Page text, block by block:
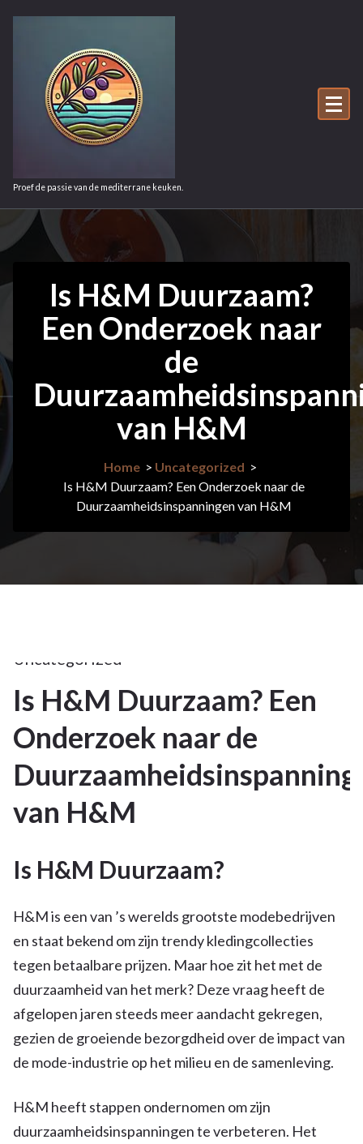
Proef de passie van de mediterrane keuken.
Is H&M Duurzaam?
Een Onderzoek naar
de
van H&M
Home > Uncategorized >
Is H&M Duurzaam? Een Onderzoek naar de
Duurzaamheidsinspanningen van H&M
8
MEI 2026
8mei
Uncategorized
Is H&M Duurzaam? Een
Onderzoek naar de
van H&M
Is H&M Duurzaam?
H&M is een van ’s werelds grootste modebedrijven
en staat bekend om zijn trendy kledingcollecties
tegen betaalbare prijzen. Maar hoe zit het met de
duurzaamheid van het merk? Deze vraag heeft de
afgelopen jaren steeds meer aandacht gekregen,
gezien de groeiende bezorgdheid over de impact van
de mode-industrie op het milieu en de samenleving.
H&M heeft stappen ondernomen om zijn
duurzaamheidsinspanningen te verbeteren. Het